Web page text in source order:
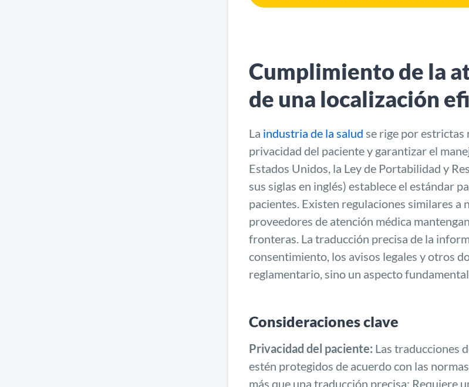
Cumplimiento de la
de una localización
La industria de la salud se rige por estrictas
privacidad del paciente y garantizar el
Estados Unidos, la Ley de Portabilidad y
sus siglas en inglés) establece el estándar
pacientes. Existen regulaciones similares a
proveedores de atención médica
fronteras. La traducción precisa de la
consentimiento, los avisos legales y otros
reglamentario, sino un aspecto
Consideraciones clave
Privacidad del paciente: Las traducciones
estén protegidos de acuerdo con las
más que una traducción precisa; Requiere